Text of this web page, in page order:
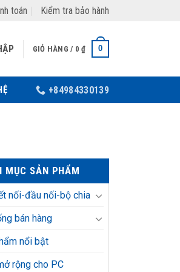
toán Kiểm tra bảo hành
GIỎ HÀNG / 0₫ 0
+84984330139
MỤC SẢN PHẨM
nối-đầu nối-bộ chia
bán hàng
nổi bật
rộng cho PC